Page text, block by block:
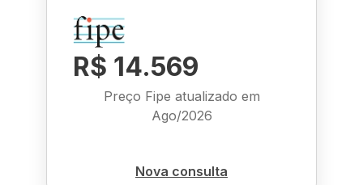
R$ 14.569
Preço Fipe atualizado em
Ago/2026
Nova consulta